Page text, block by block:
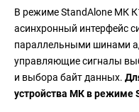
В режиме StandAlone МК
асинхронный интерфейс
параллельными шинами
управляющие сигналы
и выбора байт данных.
устройства МК в режиме